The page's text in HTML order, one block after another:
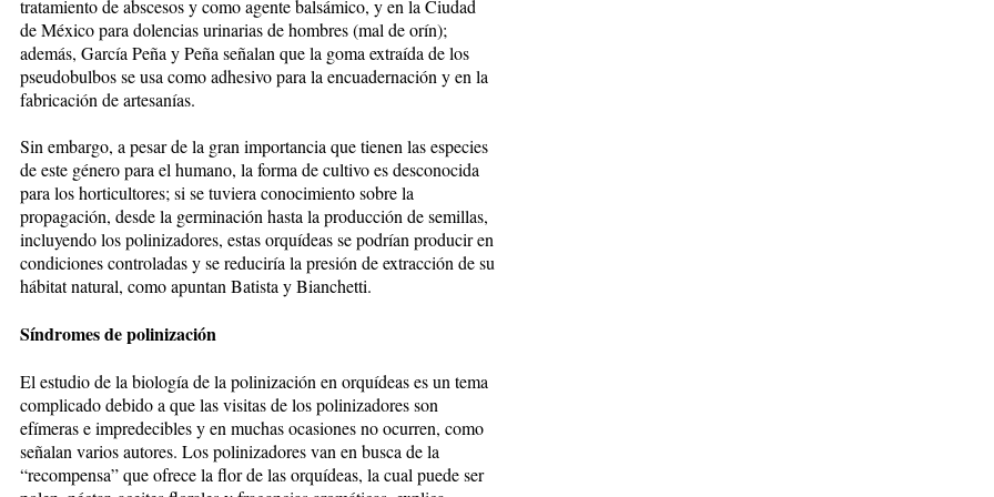
tratamiento de abscesos y como agente balsámico, y en la Ciudad
de México para dolencias urinarias de hombres (mal de orín);
además, García Peña y Peña señalan que la goma extraída de los
pseudobulbos se usa como adhesivo para la encuadernación y en la
fabricación de artesanías.
Sin embargo, a pesar de la gran importancia que tienen las especies
de este género para el humano, la forma de cultivo es desconocida
para los horticultores; si se tuviera conocimiento sobre la
propagación, desde la germinación hasta la producción de semillas,
incluyendo los polinizadores, estas orquídeas se podrían producir en
condiciones controladas y se reduciría la presión de extracción de su
hábitat natural, como apuntan Batista y Bianchetti.
Síndromes de polinización
El estudio de la biología de la polinización en orquídeas es un tema
complicado debido a que las visitas de los polinizadores son
efímeras e impredecibles y en muchas ocasiones no ocurren, como
señalan varios autores. Los polinizadores van en busca de la
“recompensa” que ofrece la flor de las orquídeas, la cual puede ser